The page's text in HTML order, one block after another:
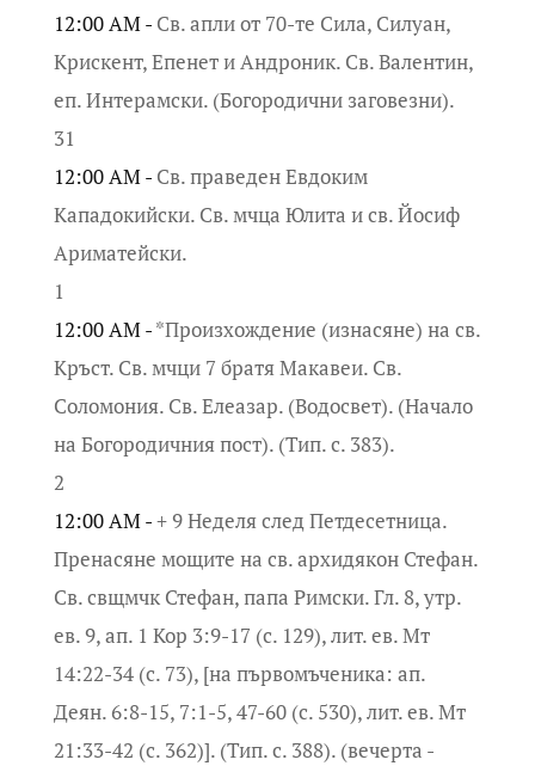
12:00 AM - Св. апли от 70-те Сила, Силуан,
Крискент, Епенет и Андроник. Св. Валентин,
еп. Интерамски. (Богородични заговезни).
31
12:00 AM - Св. праведен Евдоким
Кападокийски. Св. мчца Юлита и св. Йосиф
Ариматейски.
1
12:00 AM -*Произхождение (изнасяне) на св.
Кръст. Св. мчци 7 братя Макавеи. Св.
Соломония. Св. Елеазар. (Водосвет). (Начало
на Богородичния пост). (Тип. с. 383).
2
12:00 AM -+ 9 Неделя след Петдесетница.
Пренасяне мощите на св. архидякон Стефан.
Св. свщмчк Стефан, папа Римски. Гл. 8, утр.
ев. 9, ап. 1 Кор 3:9-17 (с. 129), лит. ев. Мт
14:22-34 (с. 73), [на първомъченика: ап.
Деян. 6:8-15, 7:1-5, 47-60 (с. 530), лит. ев. Мт
21:33-42 (с. 362)]. (Тип. с. 388). (вечерта -